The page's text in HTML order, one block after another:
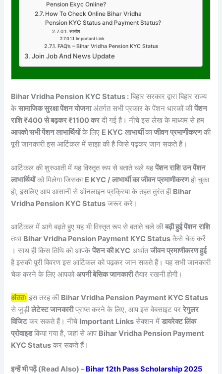
Pension Ekyc Online?
How To Check Online Bihar Vridha
Pension KYC Status and Payment Status?
सारांश
Important Link
FAQ’s – Bihar Vridha Pension KYC Status
Join Job And News Update
Bihar Vridha Pension KYC Status : बिहार सरकार द्वारा बिहार राज्य
केसामाजिक सुरक्षा पेंशन योजनाअंतर्गत सभी प्रकार के पेंशन धारकों कीपेंशन
राशि ₹400 से बढ़कर ₹1100 करदी गई है। नीचे इस लेख के माध्यम से हम
आपको सभी पेंशन लाभार्थियोंके लिए E KYC लाभार्थीकाजीवन प्रमाणीकरणकी
पूरी जानकारी इस आर्टिकल में साझा की है जिसे पढ़कर जान सकते हैं।
आर्टिकल की शुरुआती में यह विस्तृत रूप से बताते चले यहपेंशन राशि उन पेंशन
लाभार्थियोंको मिलेगा जिसका E KYC / लाभार्थी का जीवन प्रमाणीकरणहो चुका
हो, इसलिए आप आसानी से ऑनलाइन प्रक्रिया के तहत तुरंत ही Bihar
Vridha Pension KYC Status जरूर करे।
आर्टिकल में आगे बढ़ते हुए यह भी विस्तृत रूप से बताते चले कीबढ़ी हुई पेंशन राशि
तथा Bihar Vridha Pension Payment KYC Status कैसे चेक करें
। साथ ही किस तिथि को आपकेपेंशन की KYC अर्थातजीवन प्रमाणीकरण हुई
है इसकी पूरी विवरण इस आर्टिकल को पढ़कर जान सकते हैं। यह सभी जानकारी
चेक करने के लिए आपकोअपनी बेसिक जानकारीतैयार रखनी होगी।
अंततः इस तरह की Bihar Vridha Pension Payment KYC Status
से जुड़ीलेटेस्ट जानकारीप्राप्त करने के लिए, आप इस वेबसाइट पररेगुलर
विजिटकर सकते हैं। नीचे Important Links सेक्शन मेंडायरेक्ट लिंक
प्रोवाइडकिया गया है, जहां से आप Bihar Vridha Pension Payment
KYC Status कर सकते हैं।
इन्हें भी पढ़ें (Read Also) –Bihar 12th Pass Scholarship 2025